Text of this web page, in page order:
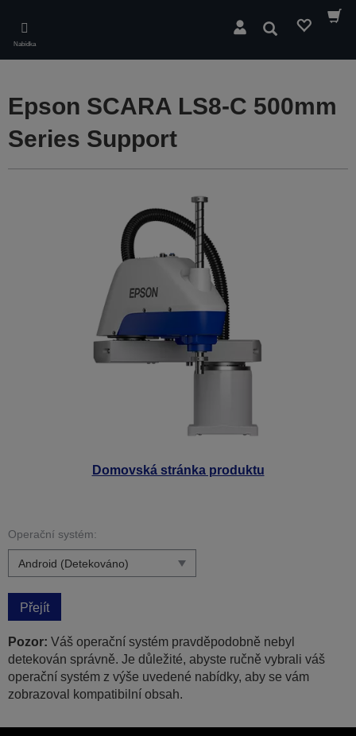
main
content
Nabídka
Hledat
Domovská stránka produktu
Epson SCARA LS8-C 500mm
Series Support
Operační systém:
Přejít
Pozor: Váš operační systém pravděpodobně nebyl
detekován správně. Je důležité, abyste ručně vybrali váš
operační systém z výše uvedené nabídky, aby se vám
zobrazoval kompatibilní obsah.